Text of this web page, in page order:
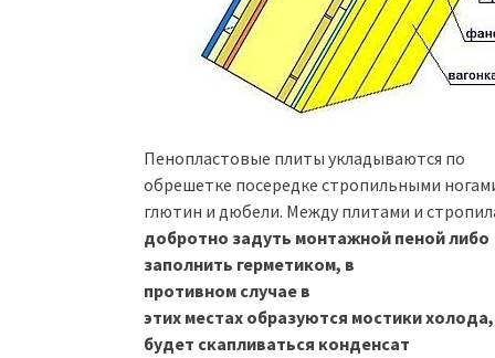
Пенопластовые плиты укладываются по
обрешетке посередке стропильными
глютин и дюбели. Между плитами и
добротно задуть монтажной пеной либо
заполнить герметиком, в
противном случае в
этих местах образуются мостики
будет скапливаться конденсат